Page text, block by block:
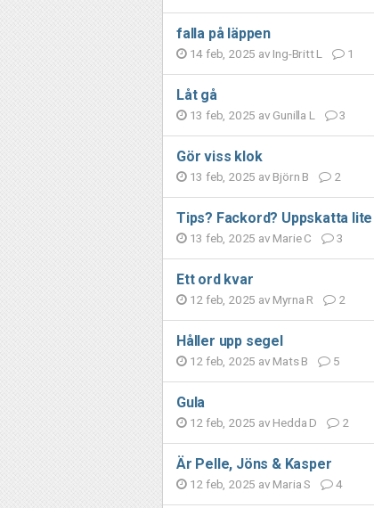
falla på läppen
14 feb, 2025 av Ing-Britt L 1
Låt gå
13 feb, 2025 av Gunilla L 3
Gör viss klok
13 feb, 2025 av Björn B 2
Tips? Fackord? Uppskatta lite
13 feb, 2025 av Marie C 3
Ett ord kvar
12 feb, 2025 av Myrna R 2
Håller upp segel
12 feb, 2025 av Mats B 5
Gula
12 feb, 2025 av Hedda D 2
Är Pelle, Jöns & Kasper
12 feb, 2025 av Maria S 4